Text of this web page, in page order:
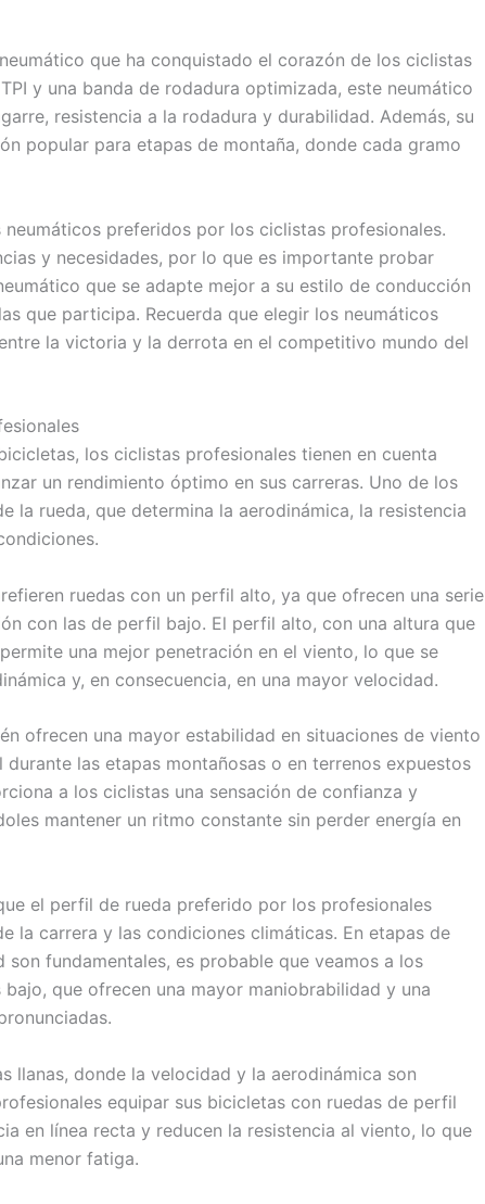
que ha conquistado el corazón de los ciclistas
y una banda de rodadura optimizada, este neumático
resistencia a la rodadura y durabilidad. Además, su
popular para etapas de montaña, donde cada gramo
preferidos por los ciclistas profesionales.
y necesidades, por lo que es importante probar
que se adapte mejor a su estilo de conducción
que participa. Recuerda que elegir los neumáticos
la victoria y la derrota en el competitivo mundo del
los ciclistas profesionales tienen en cuenta
un rendimiento óptimo en sus carreras. Uno de los
la rueda, que determina la aerodinámica, la resistencia
ruedas con un perfil alto, ya que ofrecen una serie
con las de perfil bajo. El perfil alto, con una altura que
una mejor penetración en el viento, lo que se
y, en consecuencia, en una mayor velocidad.
ofrecen una mayor estabilidad en situaciones de viento
las etapas montañosas o en terrenos expuestos
a los ciclistas una sensación de confianza y
mantener un ritmo constante sin perder energía en
el perfil de rueda preferido por los profesionales
la carrera y las condiciones climáticas. En etapas de
fundamentales, es probable que veamos a los
que ofrecen una mayor maniobrabilidad y una
llanas, donde la velocidad y la aerodinámica son
equipar sus bicicletas con ruedas de perfil
en línea recta y reducen la resistencia al viento, lo que
menor fatiga.